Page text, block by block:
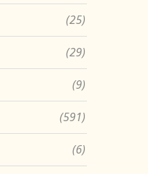
(25)
(29)
(9)
(591)
(6)